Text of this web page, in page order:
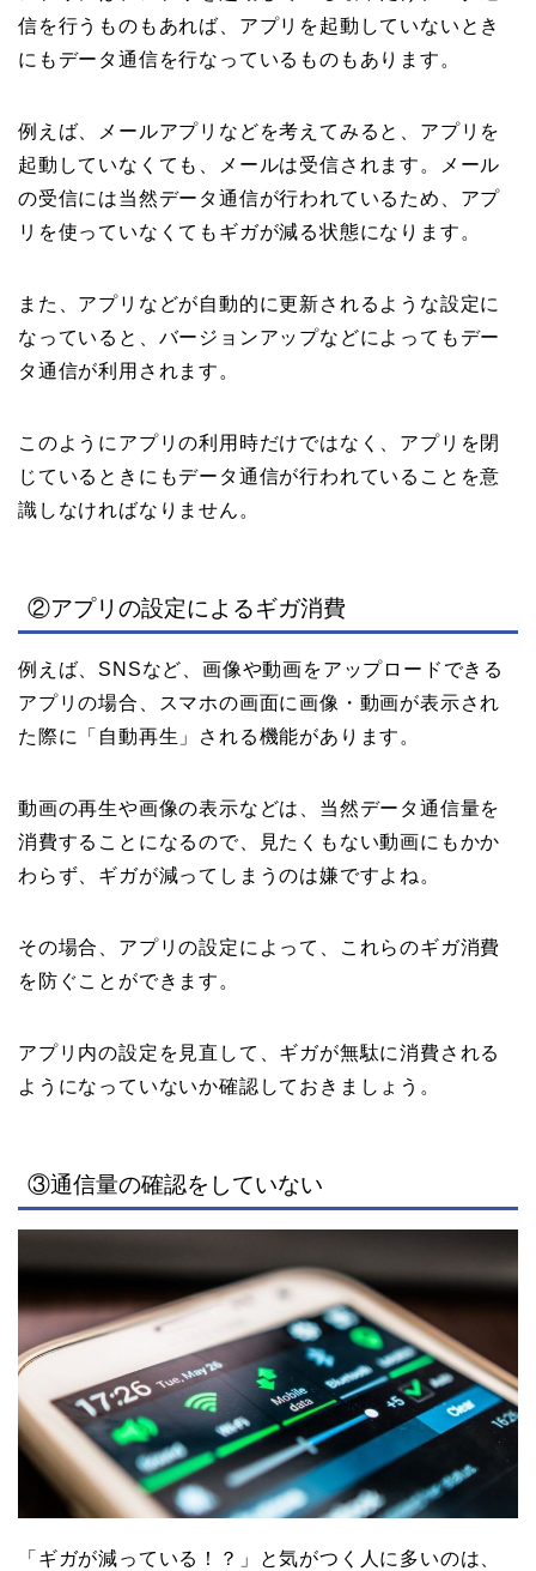
信を行うものもあれば、アプリを起動していないとき
にもデータ通信を行なっているものもあります。
例えば、メールアプリなどを考えてみると、アプリを
起動していなくても、メールは受信されます。メール
の受信には当然データ通信が行われているため、アプ
リを使っていなくてもギガが減る状態になります。
また、アプリなどが自動的に更新されるような設定に
なっていると、バージョンアップなどによってもデー
タ通信が利用されます。
このようにアプリの利用時だけではなく、アプリを閉
じているときにもデータ通信が行われていることを意
識しなければなりません。
②アプリの設定によるギガ消費
例えば、SNSなど、画像や動画をアップロードできる
アプリの場合、スマホの画面に画像・動画が表示され
た際に「自動再生」される機能があります。
動画の再生や画像の表示などは、当然データ通信量を
消費することになるので、見たくもない動画にもかか
わらず、ギガが減ってしまうのは嫌ですよね。
その場合、アプリの設定によって、これらのギガ消費
を防ぐことができます。
アプリ内の設定を見直して、ギガが無駄に消費される
ようになっていないか確認しておきましょう。
③通信量の確認をしていない
「ギガが減っている！？」と気がつく人に多いのは、